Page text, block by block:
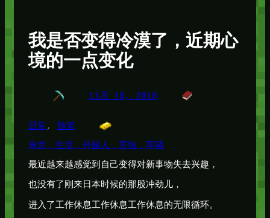
我是否变得冷漠了，近期心
境的一点变化
11月 10, 2018
日常 ,
随笔
东京，生活，外国人，苦恼，牢骚
最近越来越感觉到自己变得对新事物失去兴趣，
也没有了刚来日本时候的那股冲劲儿，
进入了工作休息工作休息工作休息的无限循环。